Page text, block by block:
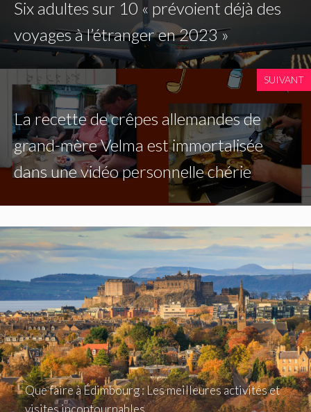
Six adultes sur 10 « prévoient déjà des
voyages à l’étranger en 2023 »
SUIVANT
La recette de crêpes allemandes de
grand-mère Velma est immortalisée
dans une vidéo personnelle chérie
Que faire à Édimbourg : Les meilleures activités et
visites incontournables